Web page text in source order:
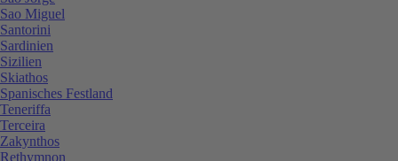
Sao Miguel
Santorini
Sardinien
Sizilien
Skiathos
Spanisches Festland
Teneriffa
Terceira
Zakynthos
Rethymnon